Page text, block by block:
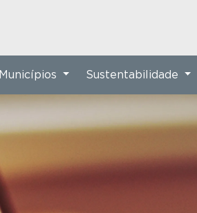
Municípios Sustentabilidade